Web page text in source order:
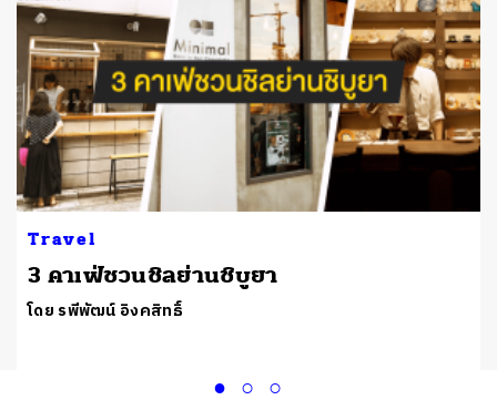
Travel
3 คาเฟ่ชวนชิลย่านชิบูยา
โดย รพีพัฒน์ อิงคสิทธิ์